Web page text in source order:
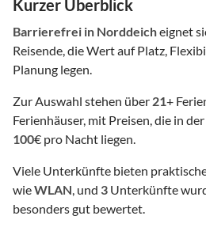
Kurzer Überblick
Barrierefrei in Norddeicheignet
Reisende, die Wert auf Platz,
Planung legen.
Zur Auswahl stehen über 21+
Ferienhäuser, mit Preisen, die in
100€ pro Nacht liegen.
Viele Unterkünfte bieten
wieWLAN, und 3 Unterkünfte
besonders gut bewertet.